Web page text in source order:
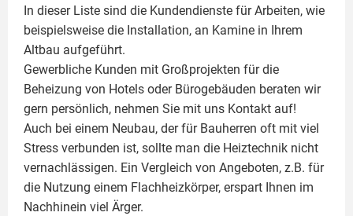
In dieser Liste sind die Kundendienste für Arbeiten, wie
beispielsweise die Installation, an Kamine in Ihrem
Altbau aufgeführt.
Gewerbliche Kunden mit Großprojekten für die
Beheizung von Hotels oder Bürogebäuden beraten wir
gern persönlich, nehmen Sie mit uns Kontakt auf!
Auch bei einem Neubau, der für Bauherren oft mit viel
Stress verbunden ist, sollte man die Heiztechnik nicht
vernachlässigen. Ein Vergleich von Angeboten, z.B. für
die Nutzung einem Flachheizkörper, erspart Ihnen im
Nachhinein viel Ärger.